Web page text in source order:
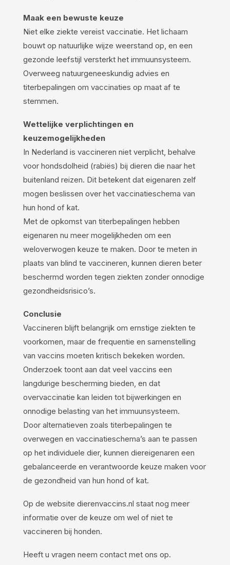
Maak een bewuste keuze
Niet elke ziekte vereist vaccinatie. Het lichaam
bouwt op natuurlijke wijze weerstand op, en een
gezonde leefstijl versterkt het immuunsysteem.
Overweeg natuurgeneeskundig advies en
titerbepalingen om vaccinaties op maat af te
stemmen.
Wettelijke verplichtingen en
keuzemogelijkheden
In Nederland is vaccineren niet verplicht, behalve
voor hondsdolheid (rabiës) bij dieren die naar het
buitenland reizen. Dit betekent dat eigenaren zelf
mogen beslissen over het vaccinatieschema van
hun hond of kat.
Met de opkomst van titerbepalingen hebben
eigenaren nu meer mogelijkheden om een
weloverwogen keuze te maken. Door te meten in
plaats van blind te vaccineren, kunnen dieren beter
beschermd worden tegen ziekten zonder onnodige
gezondheidsrisico’s.
Conclusie
Vaccineren blijft belangrijk om ernstige ziekten te
voorkomen, maar de frequentie en samenstelling
van vaccins moeten kritisch bekeken worden.
Onderzoek toont aan dat veel vaccins een
langdurige bescherming bieden, en dat
overvaccinatie kan leiden tot bijwerkingen en
onnodige belasting van het immuunsysteem.
Door alternatieven zoals titerbepalingen te
overwegen en vaccinatieschema’s aan te passen
op het individuele dier, kunnen diereigenaren een
gebalanceerde en verantwoorde keuze maken voor
de gezondheid van hun hond of kat.
Op de website dierenvaccins.nl staat nog meer
informatie over de keuze om wel of niet te
vaccineren bij honden.
Heeft u vragen neem contact met ons op.